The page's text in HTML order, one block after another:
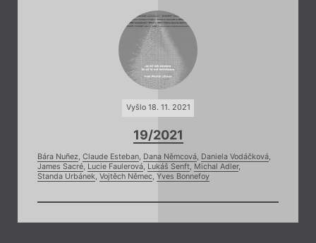
Vyšlo 18. 11. 2021
19/2021
Bára Nuñez, Claude Esteban, Dana Němcová, Daniela Vodáčková,
James Sacré, Lucie Faulerová, Lukáš Senft, Michal Adler,
Standa Urbánek, Vojtěch Němec, Yves Bonnefoy